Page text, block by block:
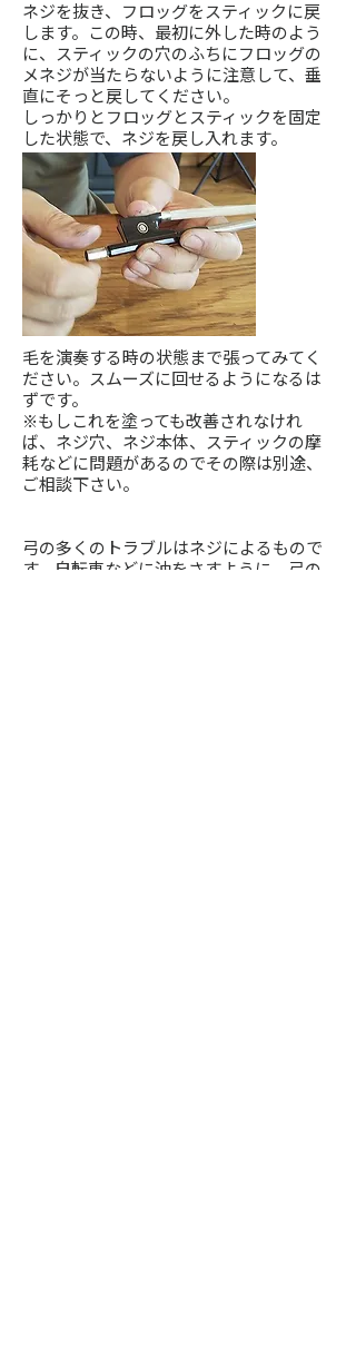
ネジを抜き、フロッグをスティックに戻
します。この時、最初に外した時のよう
に、スティックの穴のふちにフロッグの
メネジが当たらないように注意して、垂
直にそっと戻してください。
しっかりとフロッグとスティックを固定
した状態で、ネジを戻し入れます。
毛を演奏する時の状態まで張ってみてく
ださい。スムーズに回せるようになるは
ずです。
※もしこれを塗っても改善されなけれ
ば、ネジ穴、ネジ本体、スティックの摩
耗などに問題があるのでその際は別途、
ご相談下さい。
弓の多くのトラブルはネジによるもので
す。自転車などに油をさすように、弓の